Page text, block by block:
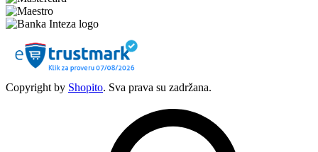
Copyright by Shopito. Sva prava su zadržana.